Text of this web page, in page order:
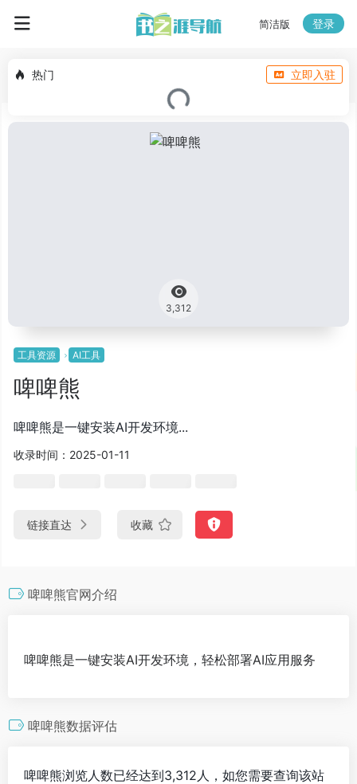
简洁版 登录
热门 立即入驻
3,312
工具资源 AI工具
啤啤熊
啤啤熊是一键安装AI开发环境...
收录时间：2025-01-11
链接直达 收藏
啤啤熊官网介绍
啤啤熊是一键安装AI开发环境，轻松部署AI应用服务
啤啤熊数据评估
啤啤熊浏览人数已经达到3,312人，如您需要查询该站